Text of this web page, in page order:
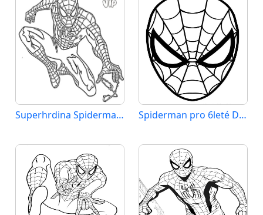
Superhrdina Spiderman Marvel Spiderman pro 6leté Děti